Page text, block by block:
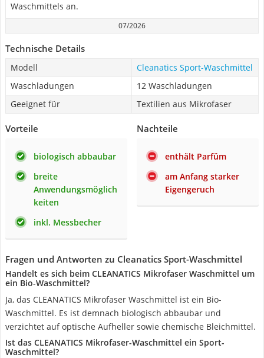
Waschmittels an.
07/2026
Technische Details
Modell
Cleanatics Sport-Waschmittel
Waschladungen
12 Waschladungen
Geeignet für
Textilien aus Mikrofaser
Vorteile
biologisch abbaubar
breite
Anwendungsmöglich
keiten
inkl. Messbecher
Nachteile
enthält Parfüm
am Anfang starker
Eigengeruch
Fragen und Antworten zu Cleanatics Sport-Waschmittel
Handelt es sich beim CLEANATICS Mikrofaser Waschmittel um
ein Bio-Waschmittel?
Ja, das CLEANATICS Mikrofaser Waschmittel ist ein Bio-
Waschmittel. Es ist demnach biologisch abbaubar und
verzichtet auf optische Aufheller sowie chemische Bleichmittel.
Ist das CLEANATICS Mikrofaser-Waschmittel ein Sport-
Waschmittel?